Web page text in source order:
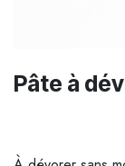
Pâte à